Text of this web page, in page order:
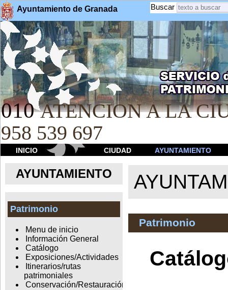
Ayuntamiento de Granada Buscar
010 ATENCION A LA
958 539 697
INICIO CIUDAD AYUNTAMIENTO
AYUNTAMIENTO
Patrimonio
Menu de inicio
Información General
Catálogo
Exposiciones/Actividades
Itinerarios/rutas
patrimoniales
Conservación/Restauración
Patrimonio